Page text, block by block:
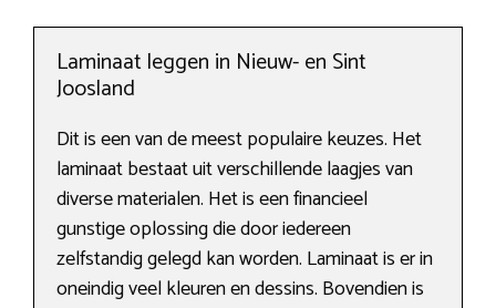
Laminaat leggen in Nieuw- en Sint
Joosland
Dit is een van de meest populaire keuzes. Het
laminaat bestaat uit verschillende laagjes van
diverse materialen. Het is een financieel
gunstige oplossing die door iedereen
zelfstandig gelegd kan worden. Laminaat is er in
oneindig veel kleuren en dessins. Bovendien is